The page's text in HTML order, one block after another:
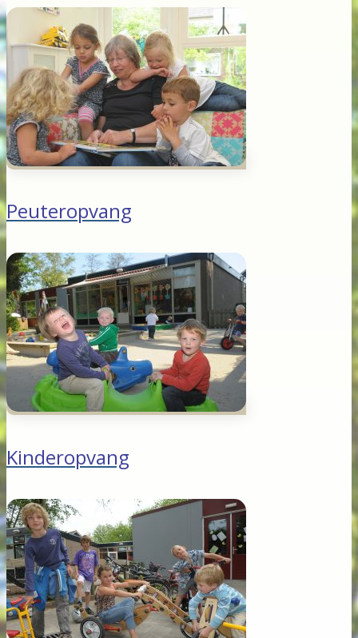
Peuteropvang
Kinderopvang